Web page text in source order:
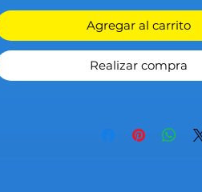
Agregar al carrito
Realizar compra